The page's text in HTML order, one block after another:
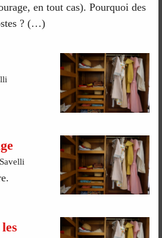
en tout cas). Pourquoi des
? (…)